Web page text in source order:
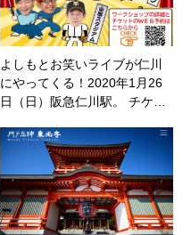
よしもとお笑いライブが仁川
にやってくる！2020年1月26
日（日）阪急仁川駅。 チケ…